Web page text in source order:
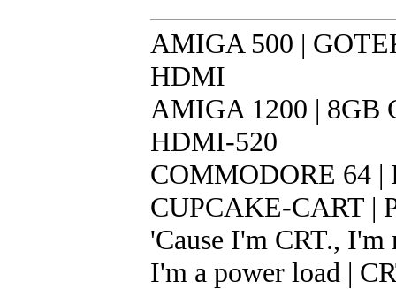
AMIGA 500 |
HDMI
AMIGA 1200 | 8GB
HDMI-520
COMMODORE 64 |
CUPCAKE-CART |
'Cause I'm CRT.,
I'm a power load |